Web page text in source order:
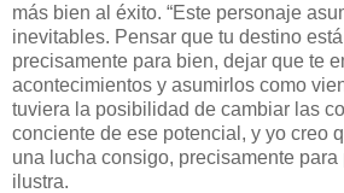
más bien al éxito. “Este personaje
inevitables. Pensar que tu destino
precisamente para bien, dejar que te
acontecimientos y asumirlos como
tuviera la posibilidad de cambiar las
conciente de ese potencial, y yo creo
una lucha consigo, precisamente para
ilustra.